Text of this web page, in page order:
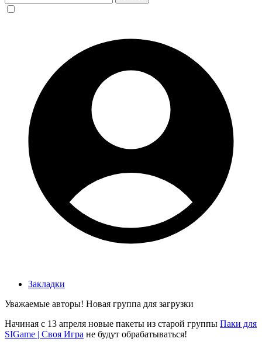
Закладки
Уважаемые авторы! Новая группа для загрузки
Начиная с 13 апреля новые пакеты из старой группы Паки для
SIGame | Своя Игра не будут обрабатываться!